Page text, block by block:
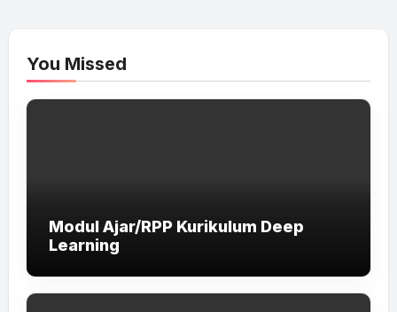
You Missed
Modul Ajar/RPP Kurikulum Deep
Learning